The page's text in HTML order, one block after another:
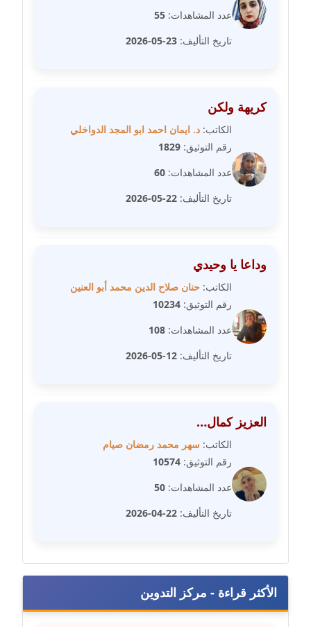
عاملة
مدونة سهير عسكر
مدونة سوزان بهنسي
عاملة
مدونة سوميه الالفي
مدونة شادي الربابعة
عاملة
مدونة شرف الدين محمد
عاملة
مدونة شريف ابراهيم
مدونة شيماء الجمل
عاملة
مدونة شيماء حسني
عاملة
مدونة شيماء عبد المقصود
مدونة شيماء عصام
عدد المشاهدات: 55
تاريخ التأليف: 23-05-2026
كريهة ولكن
الكاتب: د. ايمان احمد ابو المجد الدواخلي
رقم التوثيق: 1829
عدد المشاهدات: 60
تاريخ التأليف: 22-05-2026
وداعا يا وحيدي
الكاتب: حنان صلاح الدين محمد أبو العنين
رقم التوثيق: 10234
عدد المشاهدات: 108
تاريخ التأليف: 12-05-2026
العزيز كمال…
الكاتب: سهر محمد رمضان صيام
رقم التوثيق: 10574
عدد المشاهدات: 50
تاريخ التأليف: 22-04-2026
الأكثر قراءة - مركز التدوين